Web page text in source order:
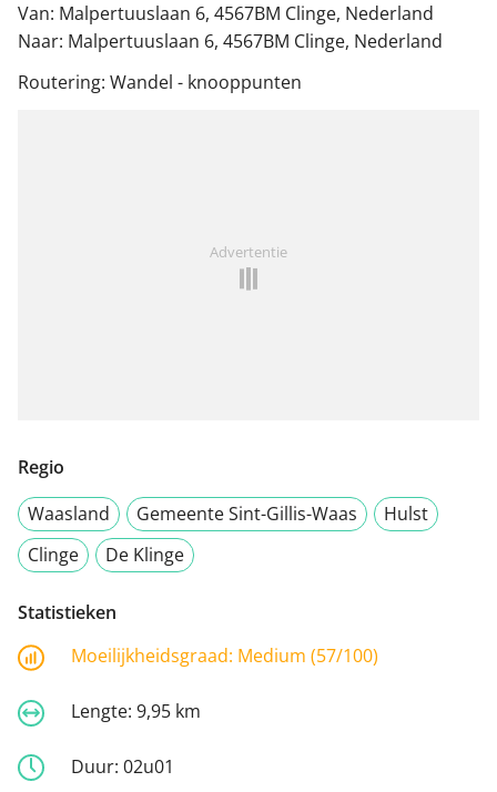
Van: Malpertuuslaan 6, 4567BM Clinge, Nederland
Naar: Malpertuuslaan 6, 4567BM Clinge, Nederland
Routering: Wandel - knooppunten
Advertentie
Regio
Waasland
Gemeente Sint-Gillis-Waas
Hulst
Clinge
De Klinge
Statistieken
Moeilijkheidsgraad: Medium (57/100)
Lengte: 9,95 km
Duur: 02u01